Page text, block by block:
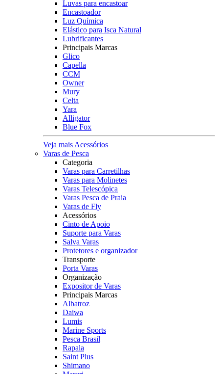
Luvas para encastoar
Encastoador
Luz Química
Elástico para Isca Natural
Lubrificantes
Principais Marcas
Glico
Capella
CCM
Owner
Mury
Celta
Yara
Alligator
Blue Fox
Veja mais Acessórios
Varas de Pesca
Categoria
Varas para Carretilhas
Varas para Molinetes
Varas Telescópica
Varas Pesca de Praia
Varas de Fly
Acessórios
Cinto de Apoio
Suporte para Varas
Salva Varas
Protetores e organizador
Transporte
Porta Varas
Organização
Expositor de Varas
Principais Marcas
Albatroz
Daiwa
Lumis
Marine Sports
Pesca Brasil
Rapala
Saint Plus
Shimano